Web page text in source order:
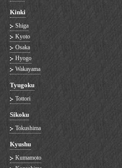
Kinki
Shiga
Kyoto
Osaka
Hyogo
Wakayama
Tyugoku
Tottori
Sikoku
Tokushima
Kyushu
Kumamoto